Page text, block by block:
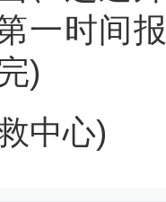
一时间
)
中心)